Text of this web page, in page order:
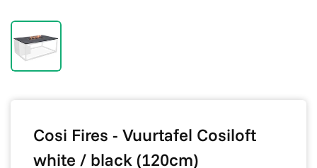
Cosi Fires - Vuurtafel Cosiloft
white / black (120cm)